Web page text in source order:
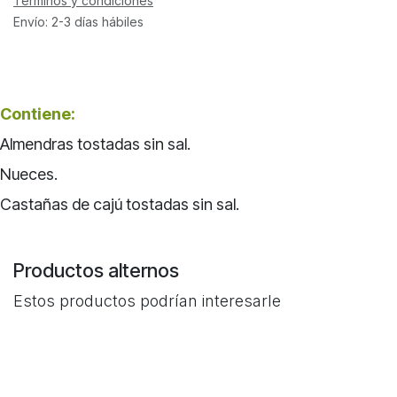
Envío: 2-3 días hábiles
Contiene:
Almendras tostadas sin sal.
Nueces.
Castañas de cajú tostadas sin sal.
Productos alternos
Estos productos podrían interesarle